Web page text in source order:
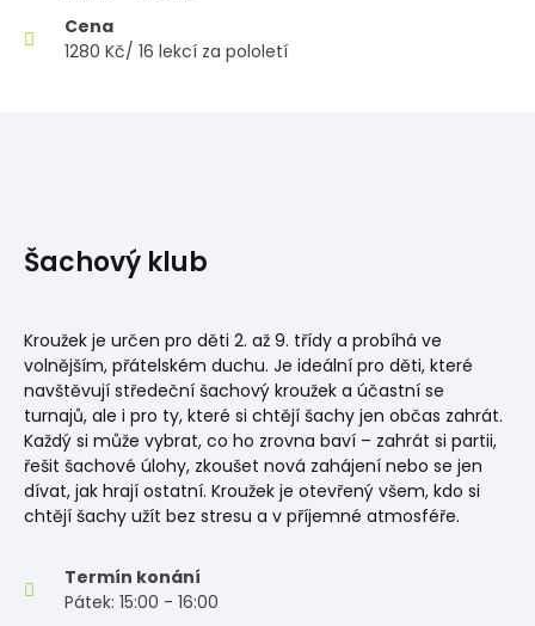
Cena
1280 Kč/ 16 lekcí za pololetí
Šachový klub
Kroužek je určen pro děti 2. až 9. třídy a probíhá ve
volnějším, přátelském duchu. Je ideální pro děti, které
navštěvují středeční šachový kroužek a účastní se
turnajů, ale i pro ty, které si chtějí šachy jen občas zahrát.
Každý si může vybrat, co ho zrovna baví – zahrát si partii,
řešit šachové úlohy, zkoušet nová zahájení nebo se jen
dívat, jak hrají ostatní. Kroužek je otevřený všem, kdo si
chtějí šachy užít bez stresu a v příjemné atmosféře.
Termín konání
Pátek: 15:00 - 16:00